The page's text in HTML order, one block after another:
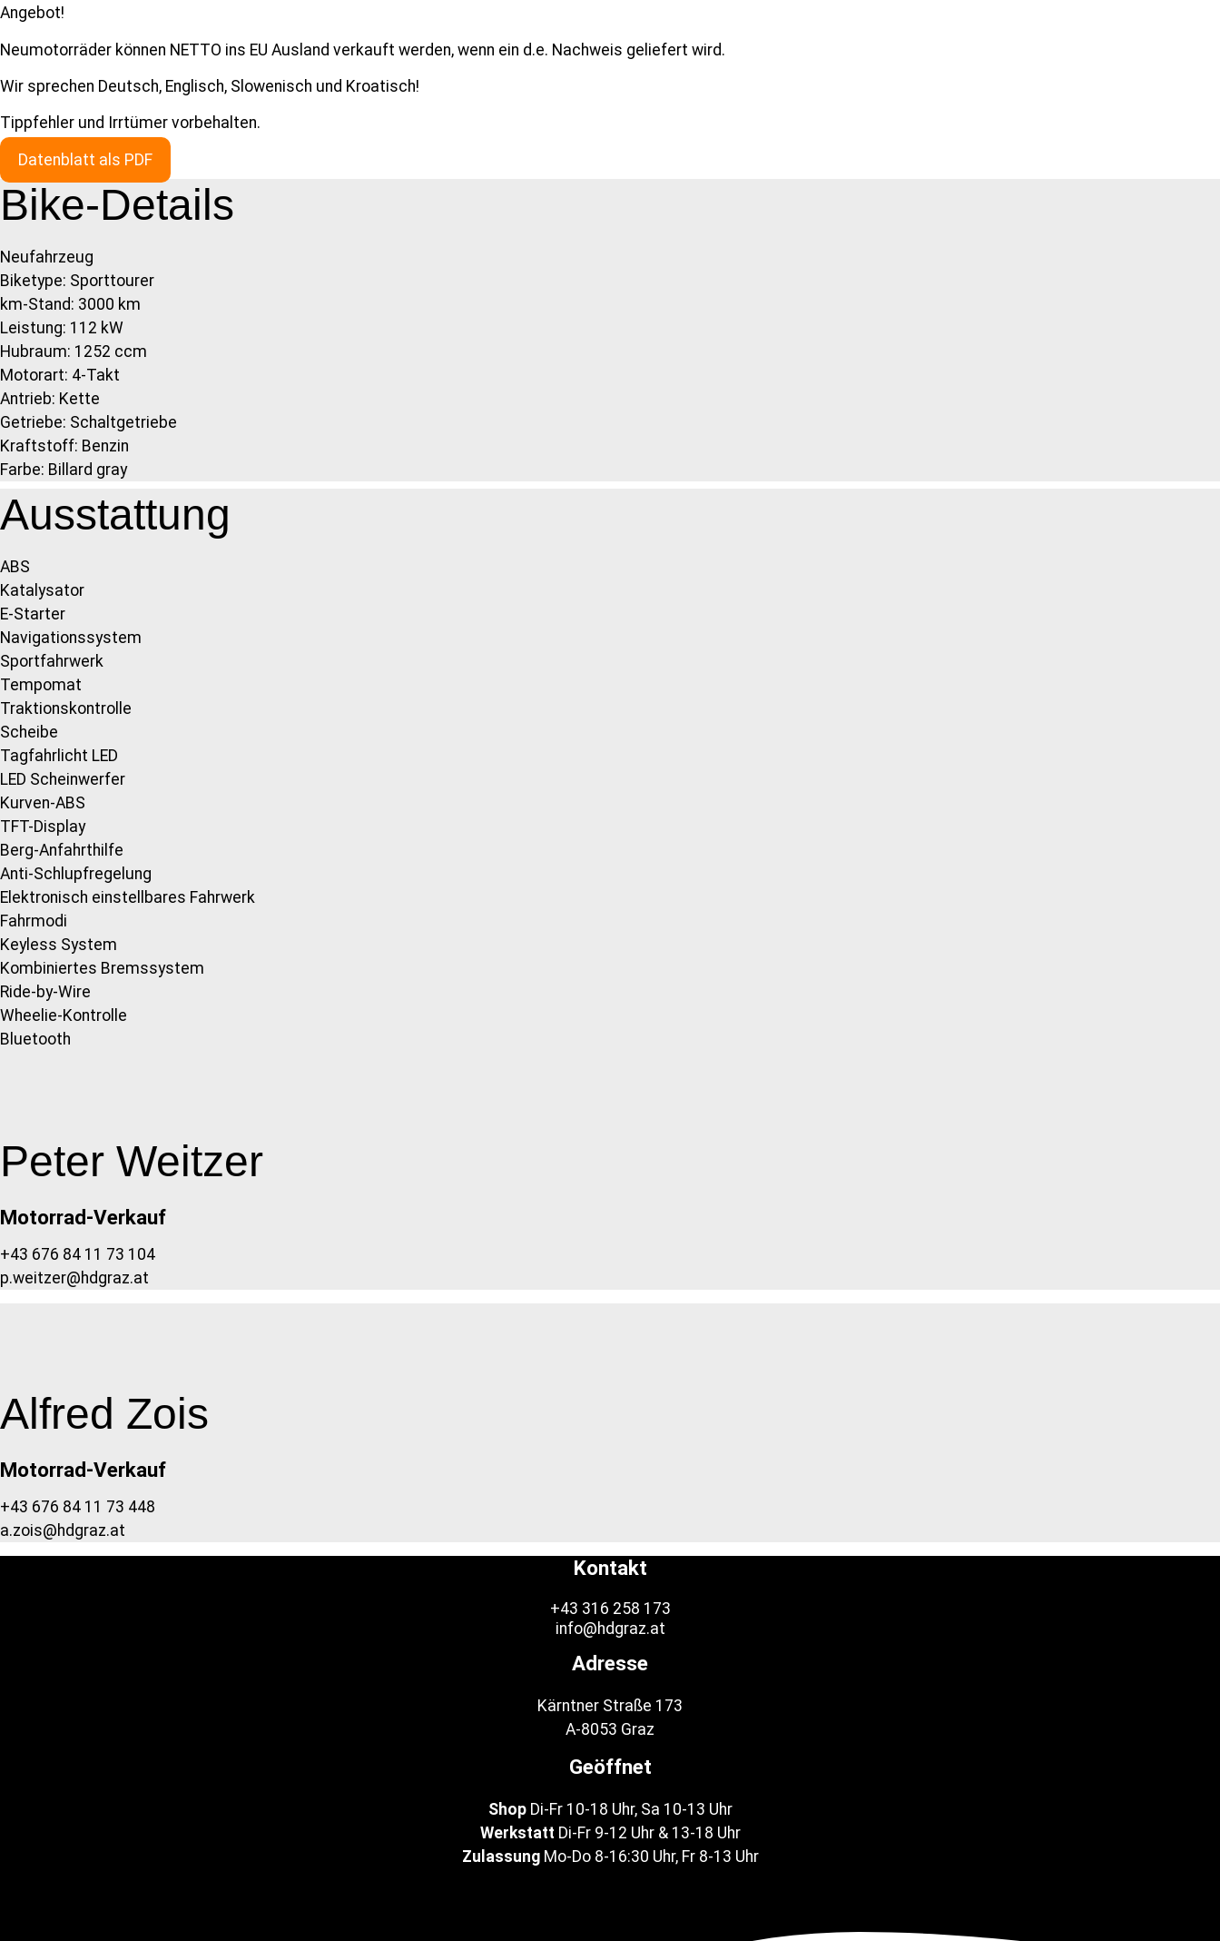
Angebot!
Neumotorräder können NETTO ins EU Ausland verkauft werden, wenn ein d.e. Nachweis geliefert wird.
Wir sprechen Deutsch, Englisch, Slowenisch und Kroatisch!
Tippfehler und Irrtümer vorbehalten.
Datenblatt als PDF
Bike-Details
Neufahrzeug
Biketype: Sporttourer
km-Stand: 3000 km
Leistung: 112 kW
Hubraum: 1252 ccm
Motorart: 4-Takt
Antrieb: Kette
Getriebe: Schaltgetriebe
Kraftstoff: Benzin
Farbe: Billard gray
Ausstattung
ABS
Katalysator
E-Starter
Navigationssystem
Sportfahrwerk
Tempomat
Traktionskontrolle
Scheibe
Tagfahrlicht LED
LED Scheinwerfer
Kurven-ABS
TFT-Display
Berg-Anfahrthilfe
Anti-Schlupfregelung
Elektronisch einstellbares Fahrwerk
Fahrmodi
Keyless System
Kombiniertes Bremssystem
Ride-by-Wire
Wheelie-Kontrolle
Bluetooth
Peter Weitzer
Motorrad-Verkauf
+43 676 84 11 73 104
p.weitzer@hdgraz.at
Alfred Zois
Motorrad-Verkauf
+43 676 84 11 73 448
a.zois@hdgraz.at
Kontakt
+43 316 258 173
info@hdgraz.at
Adresse
Kärntner Straße 173
A-8053 Graz
Geöffnet
ShopDi-Fr 10-18 Uhr, Sa 10-13 Uhr
Werkstatt Di-Fr 9-12 Uhr & 13-18 Uhr
ZulassungMo-Do 8-16:30 Uhr, Fr 8-13 Uhr